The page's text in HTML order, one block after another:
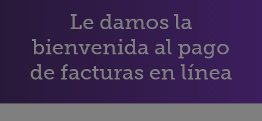
Le damos la
bienvenida al pago
de facturas en línea